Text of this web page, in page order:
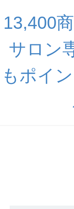
13,400
サロン
もポイ